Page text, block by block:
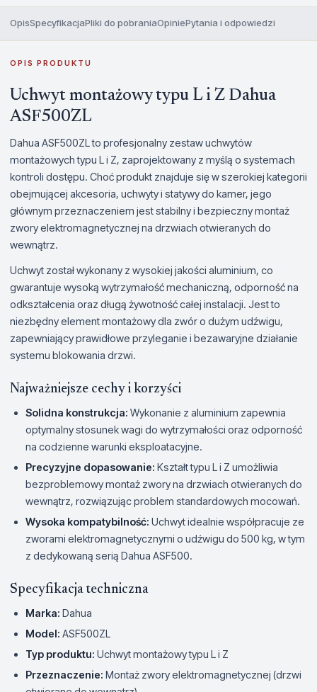
OpisSpecyfikacjaPliki do pobraniaOpiniePytania i odpowiedzi
OPIS PRODUKTU
Uchwyt montażowy typu L i Z Dahua
ASF500ZL
Dahua ASF500ZL to profesjonalny zestaw uchwytów
montażowych typu L i Z, zaprojektowany z myślą o systemach
kontroli dostępu. Choć produkt znajduje się w szerokiej kategorii
obejmującej akcesoria, uchwyty i statywy do kamer, jego
głównym przeznaczeniem jest stabilny i bezpieczny montaż
zwory elektromagnetycznej na drzwiach otwieranych do
wewnątrz.
Uchwyt został wykonany z wysokiej jakości aluminium, co
gwarantuje wysoką wytrzymałość mechaniczną, odporność na
odkształcenia oraz długą żywotność całej instalacji. Jest to
niezbędny element montażowy dla zwór o dużym udźwigu,
zapewniający prawidłowe przyleganie i bezawaryjne działanie
systemu blokowania drzwi.
Najważniejsze cechy i korzyści
Solidna konstrukcja: Wykonanie z aluminium zapewnia
optymalny stosunek wagi do wytrzymałości oraz odporność
na codzienne warunki eksploatacyjne.
Precyzyjne dopasowanie: Kształt typu L i Z umożliwia
bezproblemowy montaż zwory na drzwiach otwieranych do
wewnątrz, rozwiązując problem standardowych mocowań.
Wysoka kompatybilność: Uchwyt idealnie współpracuje ze
zworami elektromagnetycznymi o udźwigu do 500 kg, w tym
z dedykowaną serią Dahua ASF500.
Specyfikacja techniczna
Marka: Dahua
Model: ASF500ZL
Typ produktu: Uchwyt montażowy typu L i Z
Przeznaczenie: Montaż zwory elektromagnetycznej (drzwi